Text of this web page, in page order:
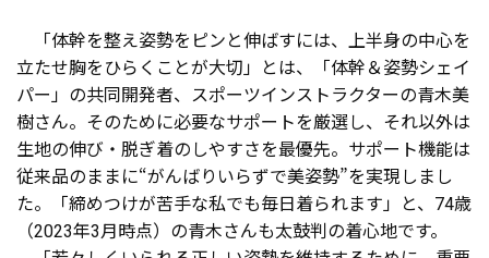
「体幹を整え姿勢をピンと伸ばすには、上半身の中心を
立たせ胸をひらくことが大切」とは、「体幹＆姿勢シェイ
パー」の共同開発者、スポーツインストラクターの青木美
樹さん。そのために必要なサポートを厳選し、それ以外は
生地の伸び・脱ぎ着のしやすさを最優先。サポート機能は
従来品のままに“がんばりいらずで美姿勢”を実現しまし
た。「締めつけが苦手な私でも毎日着られます」と、74歳
（2023年3月時点）の青木さんも太鼓判の着心地です。